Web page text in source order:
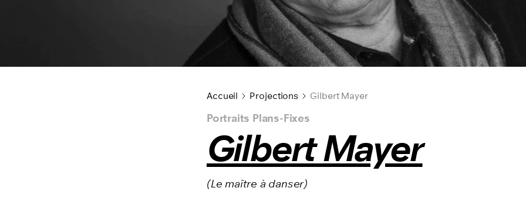
Accueil Projections Gilbert Mayer
Portraits Plans-Fixes
Gilbert Mayer
(Le maître à danser)